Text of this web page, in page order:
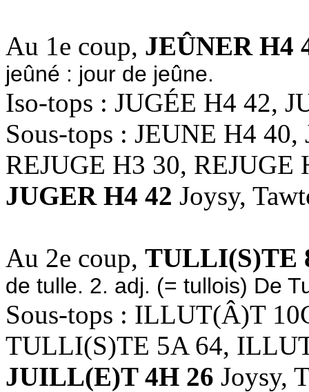
Au 1e coup, JEÛNER H4
jeûné : jour de jeûne.
Iso-tops : JUGÉE H4 42,
Sous-tops : JEUNE H4
REJUGE H3 30, REJUGE
JUGER H4 42 Joysy,
Au 2e coup, TULLI(S)TE
de tulle. 2. adj. (= tullois) De
Sous-tops : ILLUT(Â)T
TULLI(S)TE 5A 64,
JUILL(E)T 4H 26 Joysy,